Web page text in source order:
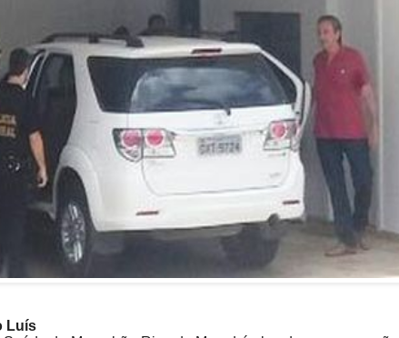
Luís